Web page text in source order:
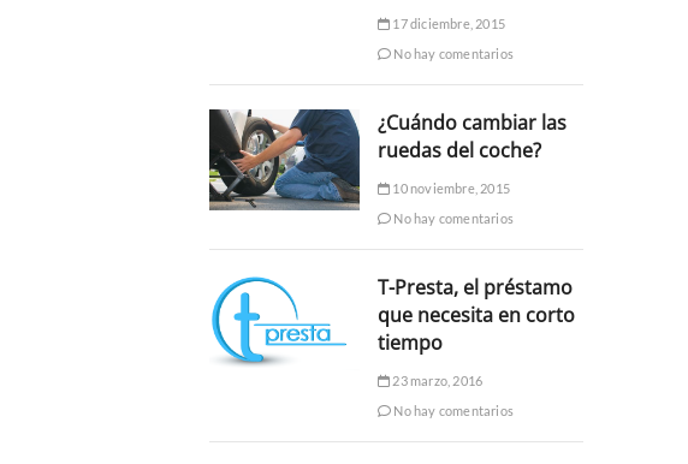
17 diciembre, 2015
No hay comentarios
¿Cuándo cambiar las
ruedas del coche?
10 noviembre, 2015
No hay comentarios
T-Presta, el préstamo
que necesita en corto
tiempo
23 marzo, 2016
No hay comentarios